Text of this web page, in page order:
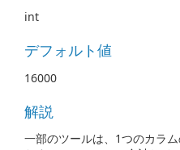
int
デフォルト値
16000
解説
一部のツールは、1つのカラ